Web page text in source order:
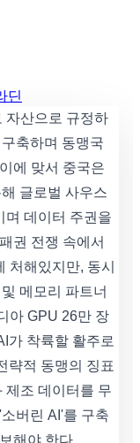
자산으로 규정하
축하며 동맹국
에 맞서 중국은
글로벌 사우스
며 데이터 주권을
권 전쟁 속에서
처해있지만, 동시
메모리 파트너
아 GPU 26만 장
가 착륙할 활주로
략적 동맹의 징표
제조 데이터를 무
버린 AI'를 구축